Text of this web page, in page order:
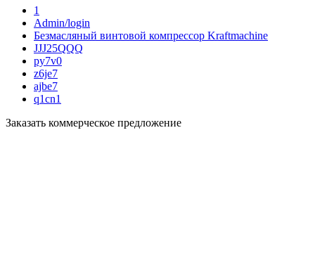
1
Admin/login
Безмасляный винтовой компрессор Kraftmaсhine
JJJ25QQQ
py7v0
z6je7
ajbe7
q1cn1
Заказать коммерческое предложение